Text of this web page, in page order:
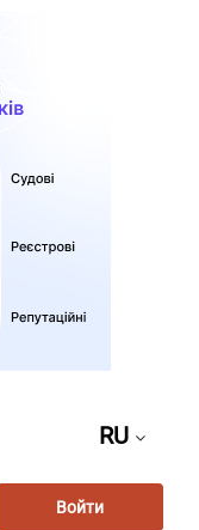
RU
Войти